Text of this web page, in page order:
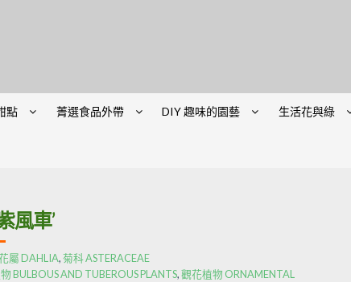
點 菁選食品外帶 DIY 趣味的園藝 生活花與綠
風車’
屬 DAHLIA,菊科 ASTERACEAE
BULBOUS AND TUBEROUS PLANTS,觀花植物 ORNAMENTAL